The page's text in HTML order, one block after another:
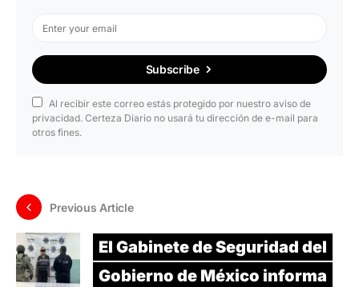
Subscribe
Al recibir este correo estás protegido por nuestro aviso de
privacidad. Certeza Diario no usará tu dirección de e-mail para
otros fines.
Previous Article
El Gabinete de Seguridad del
Gobierno de México informa